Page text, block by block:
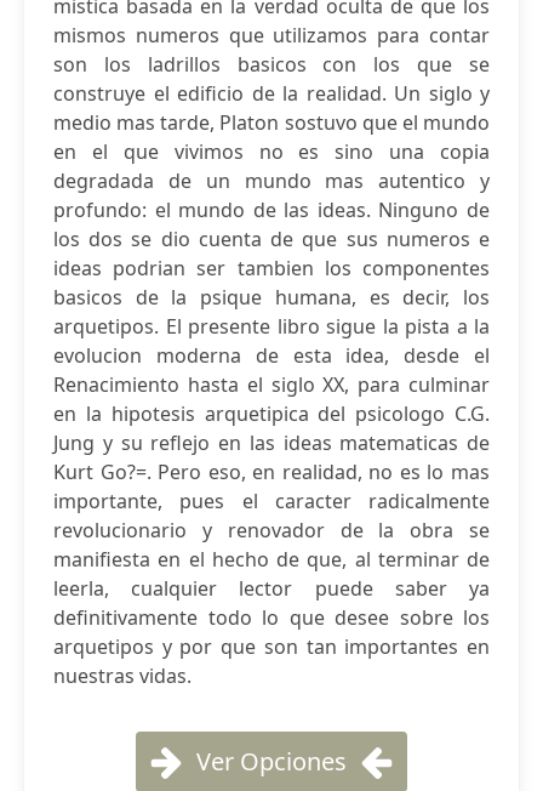
mistica basada en la verdad oculta de que los
mismos numeros que utilizamos para contar
son los ladrillos basicos con los que se
construye el edificio de la realidad. Un siglo y
medio mas tarde, Platon sostuvo que el mundo
en el que vivimos no es sino una copia
degradada de un mundo mas autentico y
profundo: el mundo de las ideas. Ninguno de
los dos se dio cuenta de que sus numeros e
ideas podrian ser tambien los componentes
basicos de la psique humana, es decir, los
arquetipos. El presente libro sigue la pista a la
evolucion moderna de esta idea, desde el
Renacimiento hasta el siglo XX, para culminar
en la hipotesis arquetipica del psicologo C.G.
Jung y su reflejo en las ideas matematicas de
Kurt Go?=. Pero eso, en realidad, no es lo mas
importante, pues el caracter radicalmente
revolucionario y renovador de la obra se
manifiesta en el hecho de que, al terminar de
leerla, cualquier lector puede saber ya
definitivamente todo lo que desee sobre los
arquetipos y por que son tan importantes en
nuestras vidas.
Ver Opciones